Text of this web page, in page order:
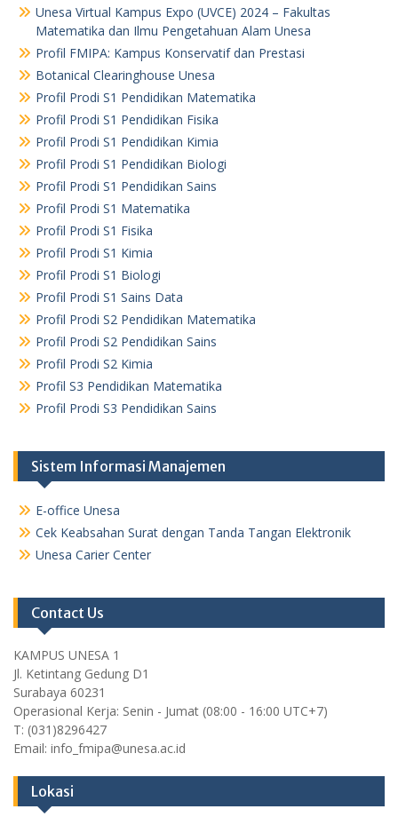
Unesa Virtual Kampus Expo (UVCE) 2024 – Fakultas
Matematika dan Ilmu Pengetahuan Alam Unesa
Profil FMIPA: Kampus Konservatif dan Prestasi
Botanical Clearinghouse Unesa
Profil Prodi S1 Pendidikan Matematika
Profil Prodi S1 Pendidikan Fisika
Profil Prodi S1 Pendidikan Kimia
Profil Prodi S1 Pendidikan Biologi
Profil Prodi S1 Pendidikan Sains
Profil Prodi S1 Matematika
Profil Prodi S1 Fisika
Profil Prodi S1 Kimia
Profil Prodi S1 Biologi
Profil Prodi S1 Sains Data
Profil Prodi S2 Pendidikan Matematika
Profil Prodi S2 Pendidikan Sains
Profil Prodi S2 Kimia
Profil S3 Pendidikan Matematika
Profil Prodi S3 Pendidikan Sains
Sistem Informasi Manajemen
E-office Unesa
Cek Keabsahan Surat dengan Tanda Tangan Elektronik
Unesa Carier Center
Contact Us
KAMPUS UNESA 1
Jl. Ketintang Gedung D1
Surabaya 60231
Operasional Kerja: Senin - Jumat (08:00 - 16:00 UTC+7)
T: (031)8296427
Email: info_fmipa@unesa.ac.id
Lokasi